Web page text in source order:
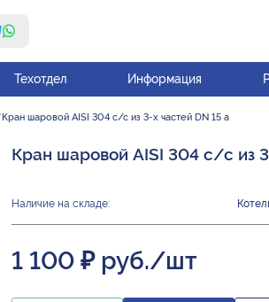
Техотдел Информация
Кран шаровой AISI 304 с/с из 3-х частей DN 15 а
Кран шаровой AISI 304 с/с из
Наличие на складе:
1 100 ₽ руб./шт